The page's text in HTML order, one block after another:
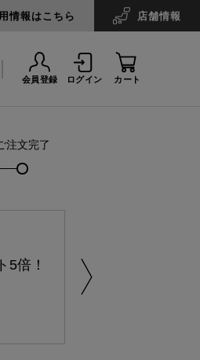
情報はこちら 店舗情報
会員登録 ログイン カート
注文完了
5倍！